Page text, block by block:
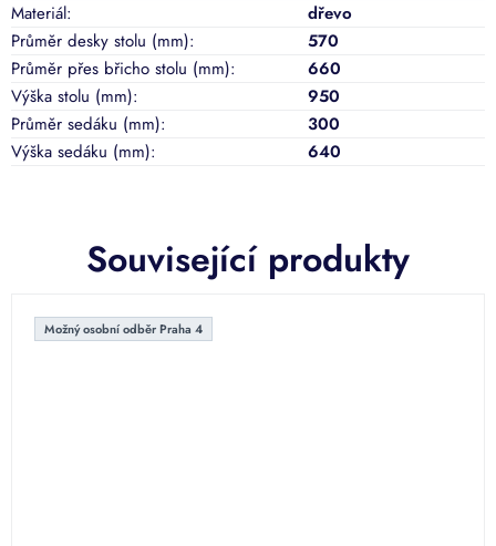
Související produkty
Možný osobní odběr Praha 4
Materiál:
dřevo
Průměr desky stolu (mm):
570
Průměr přes břicho stolu (mm):
660
Výška stolu (mm):
950
Průměr sedáku (mm):
300
Výška sedáku (mm): 640